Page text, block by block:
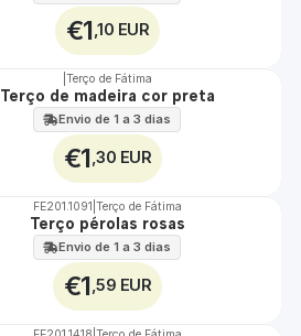
€1 ,10 EUR
Terço de Fátima
Terço de madeira cor preta
Envio de 1 a 3 dias
€1 ,30 EUR
FE201.1091 Terço de Fátima
Terço pérolas rosas
Envio de 1 a 3 dias
€1 ,59 EUR